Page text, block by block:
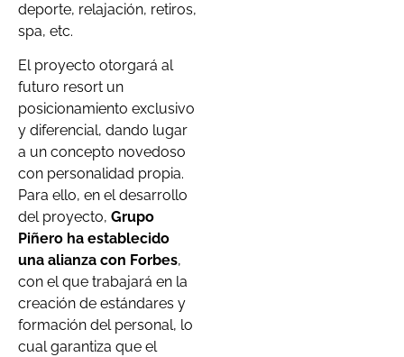
deporte, relajación, retiros,
spa, etc.
El proyecto otorgará al
futuro resort un
posicionamiento exclusivo
y diferencial, dando lugar
a un concepto novedoso
con personalidad propia.
Para ello, en el desarrollo
del proyecto, Grupo
Piñero ha establecido
una alianza con Forbes,
con el que trabajará en la
creación de estándares y
formación del personal, lo
cual garantiza que el